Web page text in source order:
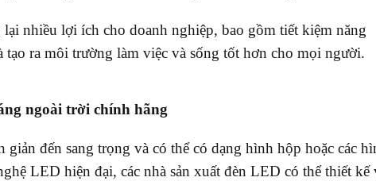
nhiều lợi ích cho doanh nghiệp, bao gồm tiết kiệm năng
ra môi trường làm việc và sống tốt hơn cho mọi người.
ngoài trời chính hãng
đến sang trọng và có thể có dạng hình hộp hoặc các
LED hiện đại, các nhà sản xuất đèn LED có thể thiết kế